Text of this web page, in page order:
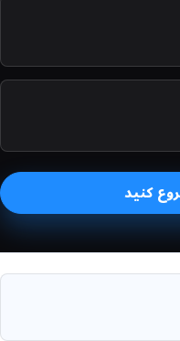
کنید